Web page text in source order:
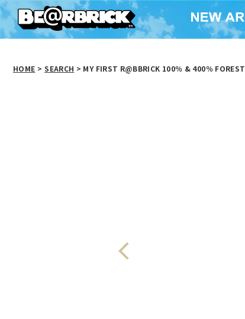
HOME > SEARCH > MY FIRST R@BBRICK 100％ & 400％